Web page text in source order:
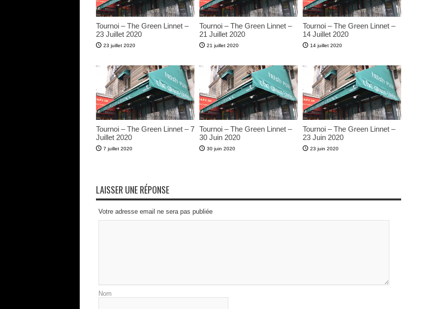
Tournoi – The Green Linnet –
23 Juillet 2020
23 juillet 2020
Tournoi – The Green Linnet –
21 Juillet 2020
21 juillet 2020
Tournoi – The Green Linnet –
14 Juillet 2020
14 juillet 2020
Tournoi – The Green Linnet – 7
Juillet 2020
7 juillet 2020
Tournoi – The Green Linnet –
30 Juin 2020
30 juin 2020
Tournoi – The Green Linnet –
23 Juin 2020
23 juin 2020
LAISSER UNE RÉPONSE
Votre adresse email ne sera pas publiée
Nom